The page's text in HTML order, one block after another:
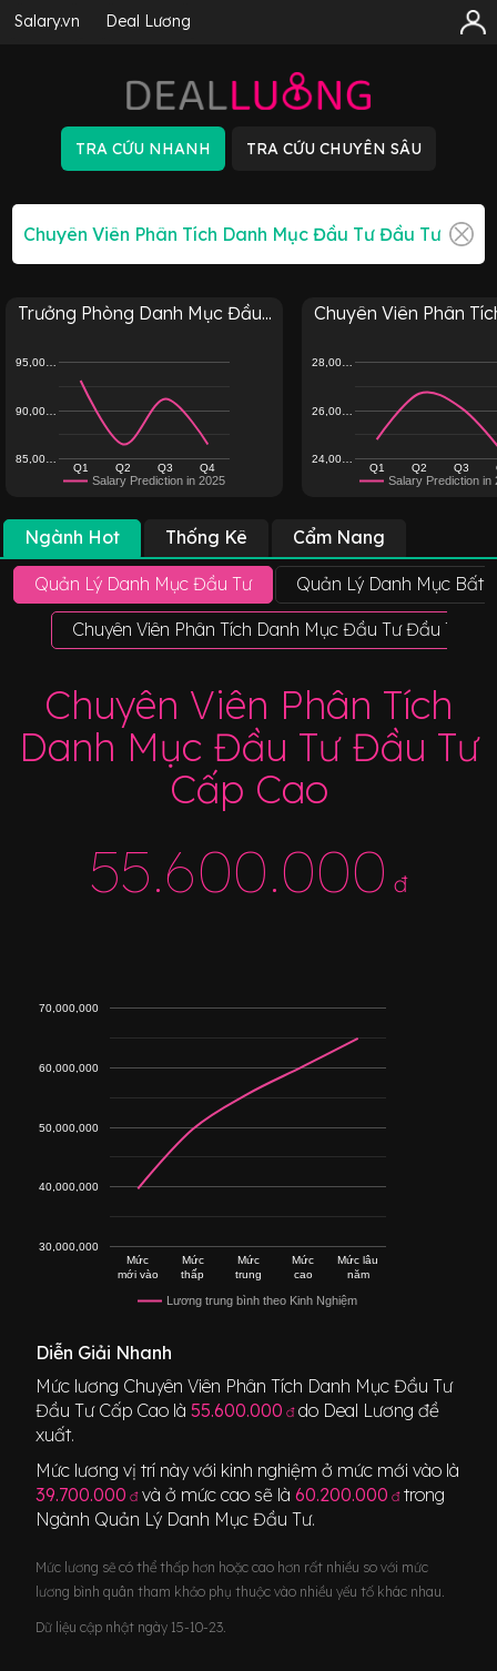
Salary.vn Deal Lương
Trưởng Phòng Danh Mục Đầu...
Salary Prediction in 2025
Q1 Q2 Q3 Q4
85,00…
90,00…
95,00…
Chuyên Viên Phân
Salary Prediction in
Q1 Q2 Q3
24,00…
26,00…
28,00…
Ngành Hot Thống Kê Cẩm Nang
Quản Lý Danh Mục Đầu Tư Quản Lý Danh Mục Bất
Chuyên Viên Phân Tích Danh Mục Đầu Tư Đầu Tư
Chuyên Viên Phân Tích
Danh Mục Đầu Tư Đầu Tư
Cấp Cao
55.600.000 đ
Lương trung bình theo Kinh Nghiệm
Mức
mới vào
Mức
thấp
Mức
trung
Mức
cao
Mức lâu
năm
30,000,000
40,000,000
50,000,000
60,000,000
70,000,000
Diễn Giải Nhanh
Mức lương Chuyên Viên Phân Tích Danh Mục Đầu Tư
Đầu Tư Cấp Cao là55.600.000 đdo Deal Lương đề
xuất.
Mức lương vị trí này với kinh nghiệm ở mức mới vào là
39.700.000 đ và ở mức cao sẽ là60.200.000 đ trong
Ngành Quản Lý Danh Mục Đầu Tư.
Mức lương sẽ có thể thấp hơn hoặc cao hơn rất nhiều so với mức
lương bình quân tham khảo phụ thuộc vào nhiều yếu tố khác nhau.
Dữ liệu cập nhật ngày 15-10-23.